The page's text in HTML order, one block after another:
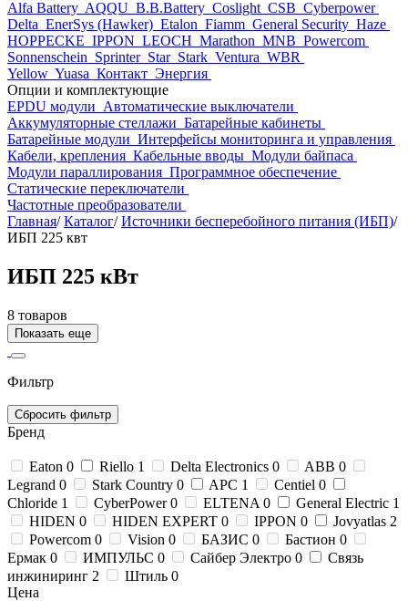
Alfa Battery AQQU B.B.Battery Coslight CSB Cyberpower
Delta EnerSys (Hawker) Etalon Fiamm General Security Haze
HOPPECKE IPPON LEOCH Marathon MNB Powercom
Sonnenschein Sprinter Star Stark Ventura WBR
Yellow Yuasa Контакт Энергия
Опции и комплектующие
EPDU модули Автоматические выключатели
Аккумуляторные стеллажи Батарейные кабинеты
Батарейные модули Интерфейсы мониторинга и управления
Кабели, крепления Кабельные вводы Модули байпаса
Модули параллирования Программное обеспечение
Статические переключатели
Частотные преобразователи
Главная/ Каталог/ Источники бесперебойного питания (ИБП)/
ИБП 225 квт
ИБП 225 кВт
8 товаров
Показать еще
Фильтр
Сбросить фильтр
Бренд
Eaton 0 Riello 1 Delta Electronics 0 ABB 0
Legrand 0 Stark Country 0 APC 1 Centiel 0
Chloride 1 CyberPower 0 ELTENA 0 General Electric 1
HIDEN 0 HIDEN EXPERT 0 IPPON 0 Jovyatlas 2
Powercom 0 Vision 0 БАЗИС 0 Бастион 0
Ермак 0 ИМПУЛЬС 0 Сайбер Электро 0
Связь
инжиниринг 2 Штиль 0
Цена